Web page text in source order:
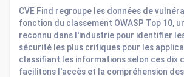
CVE Find regroupe les données de
fonction du classement OWASP Top 10,
reconnu dans l'industrie pour identifier
sécurité les plus critiques pour les
classifiant les informations selon ces dix
facilitons l'accès et la compréhension